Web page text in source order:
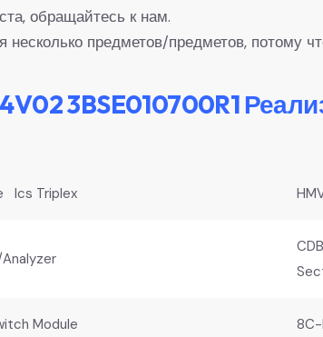
обращайтесь к нам.
несколько предметов/предметов, потому
3BSE010700R1
Ics Triplex
Module 8C-